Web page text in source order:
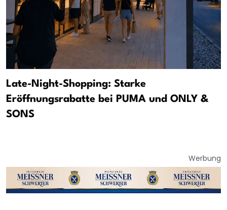
Late-Night-Shopping: Starke
Eröffnungsrabatte bei PUMA und ONLY &
SONS
Werbung